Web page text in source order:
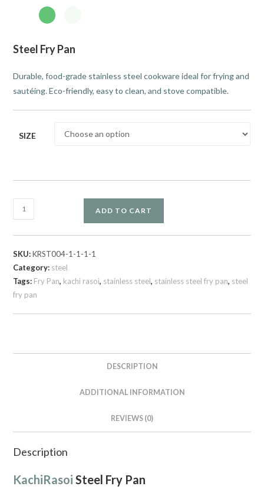
Steel Fry Pan
Durable, food-grade stainless steel cookware ideal for frying and
sautéing. Eco-friendly, easy to clean, and stove compatible.
SIZE
ADD TO CART
SKU:KRST004-1-1-1-1
Category: steel
Tags: Fry Pan, kachi rasoi, stainless steel, stainless steel fry pan, steel
fry pan
DESCRIPTION
ADDITIONAL INFORMATION
REVIEWS (0)
Description
KachiRasoi Steel Fry Pan